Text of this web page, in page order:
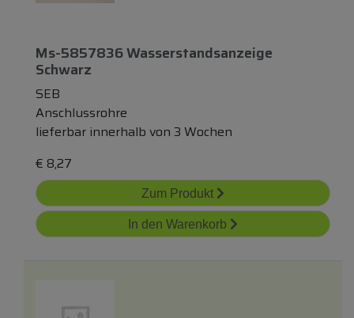
Ms-5857836 Wasserstandsanzeige
Schwarz
SEB
Anschlussrohre
lieferbar innerhalb von 3 Wochen
€ 8,27
Zum Produkt
In den Warenkorb